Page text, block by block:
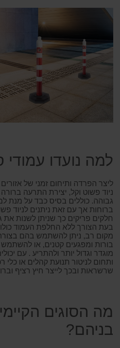
למה נועדו עמודי
ליצר הפרדה ותיחום זמני של
ניוד פשוט וקל, יצירת התרעה
גבוהה. כוללים בסיס כבד על מנת
ברוחות אך עם זאת ניתנים לניוד
חלקים פריקים כך שניתן לשנות
בעת הצורך ללא החלפת העמוד
מקום רב, ניתן להשתמש בהם
בורות ומפגעים קטנים, או
מוגדר וגדול יותר ולהתריע . עם
ותחום לניטור תנועת קהלים או כלי
שרשראות ובכך לייצר חיץ רציף
מה הסוגים
בניהם?